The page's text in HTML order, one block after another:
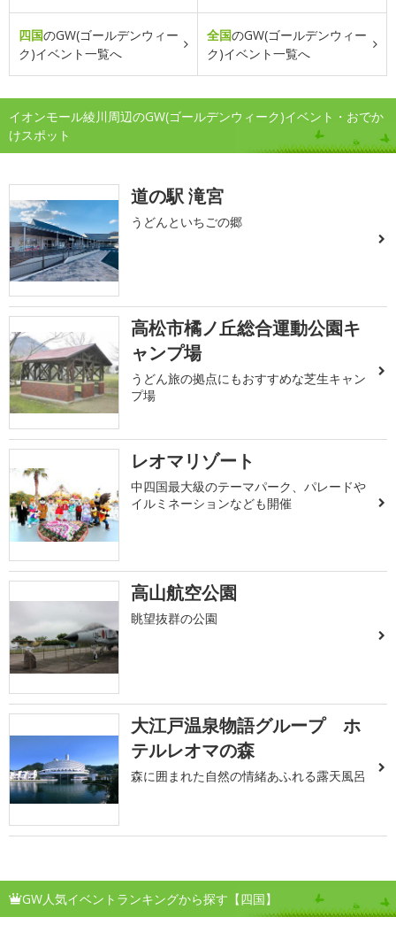
四国のGW(ゴールデンウィー
ク)イベント一覧へ
全国のGW(ゴールデンウィー
ク)イベント一覧へ
イオンモール綾川周辺のGW(ゴールデンウィーク)イベント・おでか
けスポット
道の駅 滝宮
うどんといちごの郷
高松市橘ノ丘総合運動公園キ
ャンプ場
うどん旅の拠点にもおすすめな芝生キャン
プ場
レオマリゾート
中四国最大級のテーマパーク、パレードや
イルミネーションなども開催
高山航空公園
眺望抜群の公園
大江戸温泉物語グループ ホ
テルレオマの森
森に囲まれた自然の情緒あふれる露天風呂
GW人気イベントランキングから探す【四国】